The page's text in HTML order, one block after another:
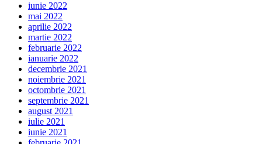
iunie 2022
mai 2022
aprilie 2022
martie 2022
februarie 2022
ianuarie 2022
decembrie 2021
noiembrie 2021
octombrie 2021
septembrie 2021
august 2021
iulie 2021
iunie 2021